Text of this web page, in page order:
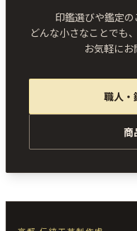
印鑑選びや鑑定の
どんな小さなことでも
お気軽にお
職人・
商